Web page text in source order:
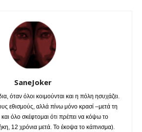
SaneJoker
όταν όλοι κοιμούνται και η πόλη ησυχάζει.
εθισμούς, αλλά πίνω μόνο κρασί –μετά τη
όλο σκέφτομαι ότι πρέπει να κόψω το
12 χρόνια μετά. Το έκοψα το κάπνισμα).